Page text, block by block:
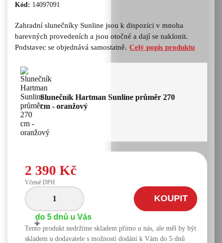
Kód: 14097091
Zahradní slunečníky Sunline jsou k dispozici v mnoha
barevných provedeních a jsou otočné a dají se naklonit.
Podstavec se objednává samostatně. Celý popis produktu
Slunečník Hartman Sunline průměr 270
cm - oranžový
2 390 Kč
Včetně DPH
-
+
KOUPIT
do 5 dnů u Vás
Tento produkt nedržíme skladem přímo u nás, ale měl by být
skladem u dodavatele s možností dodání k Vám do 5 dnů